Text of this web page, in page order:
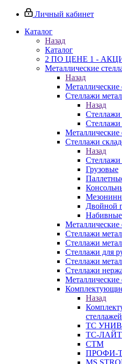
Личный кабинет
Каталог
Назад
Каталог
2 ПО ЦЕНЕ 1 -
Металлические
Назад
Металлические
Стеллажи
Назад
Стеллажи
Стеллажи
Стеллажи
Назад
Стеллажи
Грузовые
Двойной
Металлические
Стеллажи
Стеллажи
Стеллажи для
Стеллажи
Стеллажи
Металлические
Назад
стеллажей
ТС
ТС-ЛАЙТ
СТМ
ПРОФИ-
MS